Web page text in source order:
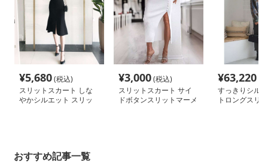
¥5,680(税込)
スリットスカート しな
やかシルエット スリッ
¥3,000(税込)
スリットスカート サイ
ドボタンスリットマーメ
¥63,220
すっきりシル
トロングスリ
おすすめ記事一覧